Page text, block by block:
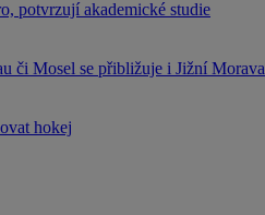
potvrzují akademické studie
či Mosel se přibližuje i Jižní Morava
hokej